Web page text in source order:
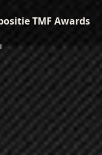
TMF Awards